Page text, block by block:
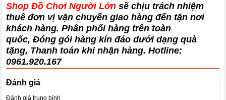
Shop Đồ Chơi Người Lớn sẽ chịu trách nhiệm
thuê đơn vị vận chuyển giao hàng đến tận nơi
khách hàng. Phân phối hàng trên toàn
quốc, Đóng gói hàng kín đáo dưới dạng quà
tặng, Thanh toán khi nhận hàng. Hotline:
0961.920.167
Đánh giá
Đánh giá trung bình